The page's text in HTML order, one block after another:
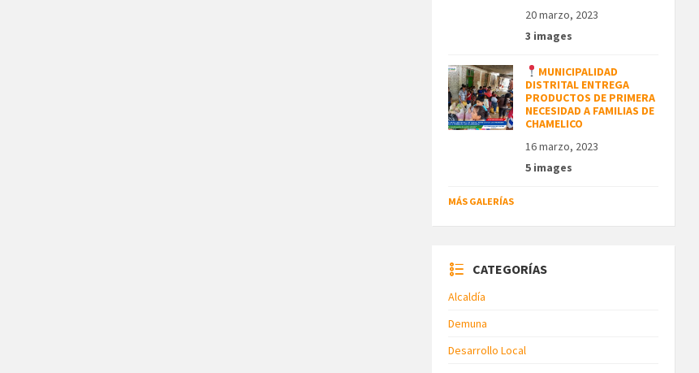
20 marzo, 2023
3 images
MUNICIPALIDAD
DISTRITAL ENTREGA
PRODUCTOS DE PRIMERA
NECESIDAD A FAMILIAS DE
CHAMELICO
16 marzo, 2023
5 images
MÁS GALERÍAS
CATEGORÍAS
Alcaldía
Demuna
Desarrollo Local